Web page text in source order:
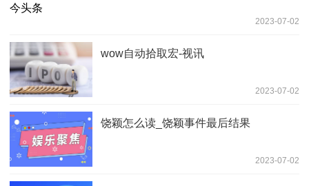
2023-07-02
wow自动拾取宏-视讯
2023-07-02
饶颖怎么读_饶颖事件最后结果
2023-07-02